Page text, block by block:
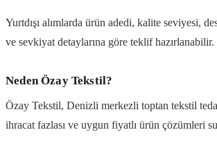
Yurtdışı alımlarda ürün adedi, kalite seviyesi,
ve sevkiyat detaylarına göre teklif hazırlanabilir.
Neden Özay Tekstil?
Özay Tekstil, Denizli merkezli toptan tekstil
ihracat fazlası ve uygun fiyatlı ürün çözümleri